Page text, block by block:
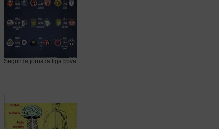
Segunda jornada liga bbva